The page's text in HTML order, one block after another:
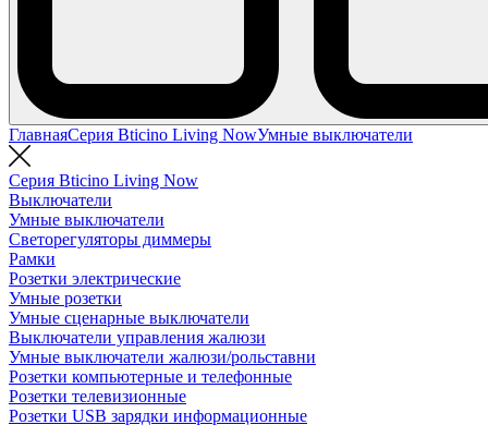
ГлавнаяСерия Bticino Living NowУмные выключатели
Серия Bticino Living Now
Выключатели
Умные выключатели
Светорегуляторы диммеры
Рамки
Розетки электрические
Умные розетки
Умные сценарные выключатели
Выключатели управления жалюзи
Умные выключатели жалюзи/рольставни
Розетки компьютерные и телефонные
Розетки телевизионные
Розетки USB зарядки информационные